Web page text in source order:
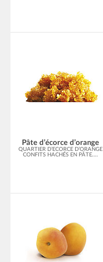
Pâte d’écorce d’orange
QUARTIER D’ECORCE D’ORANGE
CONFITS HACHÉS EN PÂTE....